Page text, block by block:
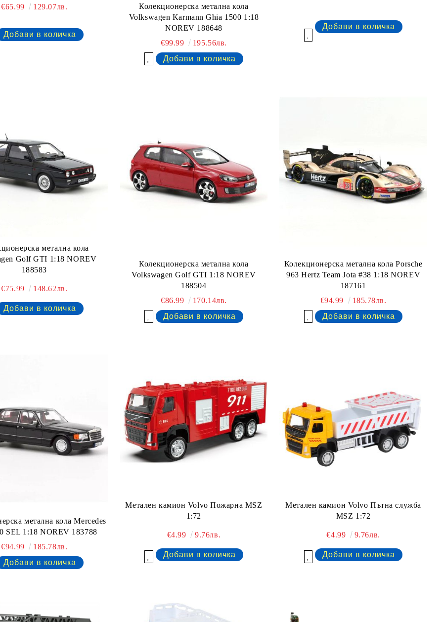
€65.99 129.07лв.
Колекционерска метална кола
Volkswagen Karmann Ghia 1500 1:18
NOREV 188648
€99.99
195.56лв.
метална кола
Golf GTI 1:18 NOREV
188583
€75.99 148.62лв.
Колекционерска метална кола
Volkswagen Golf GTI 1:18 NOREV
188504
€86.99
170.14лв.
Колекционерска метална кола Porsche
963 Hertz Team Jota #38 1:18 NOREV
187161
€94.99
185.78лв.
метална кола Mercedes
SEL 1:18 NOREV 183788
€94.99
185.78лв.
Метален камион Volvo Пожарна MSZ
1:72
€4.99 9.76лв.
Метален камион Volvo Пътна служба
MSZ 1:72
€4.99 9.76лв.